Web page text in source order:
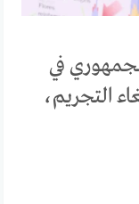
في
التجريم،